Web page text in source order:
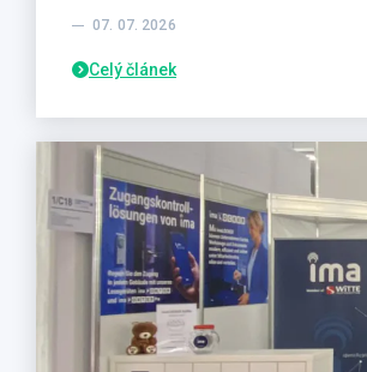
07. 07. 2026
Celý článek